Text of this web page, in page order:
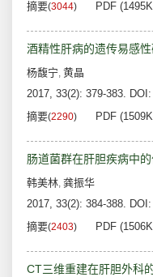
摘要(3044) PDF
酒精性肝病的遗传易感
杨馥宁, 黄晶
2017, 33(2): 379-383. DOI:
摘要(2290) PDF
肠道菌群在肝胆疾病中的
韩美林, 龚振华
2017, 33(2): 384-388. DOI:
摘要(2403) PDF
CT三维重建在肝胆外科